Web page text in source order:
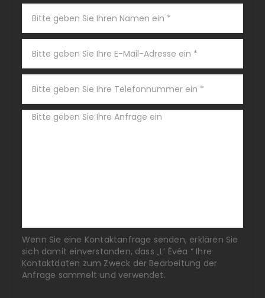
Wenn Sie eine Kontaktanfrage senden, erklären Sie
sich damit einverstanden, dass „L’ Évéa “ Ihre
Kontaktdaten zum Zweck der Bearbeitung der
Anfrage sammelt und verwendet.